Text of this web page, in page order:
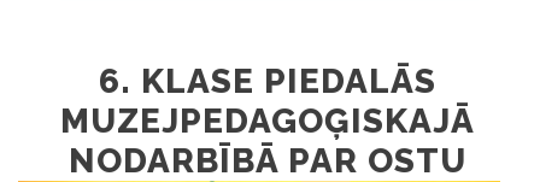
6. KLASE PIEDALĀS
MUZEJPEDAGOĢISKAJĀ
NODARBĪBĀ PAR OSTU